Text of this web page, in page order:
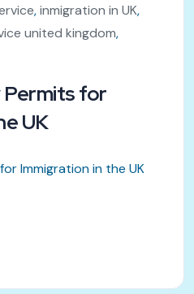
,inmigration in UK,
united kingdom,
Permits for
UK
Immigration in the UK